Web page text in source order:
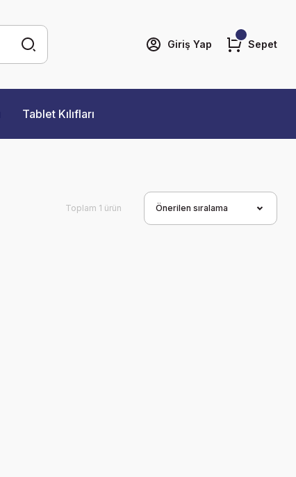
Giriş Yap Sepet
Tablet Kılıfları
Toplam 1 ürün